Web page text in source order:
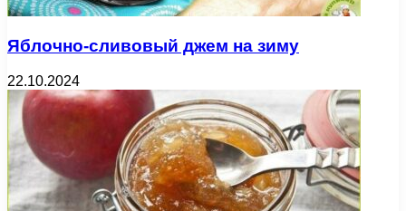
Яблочно-сливовый джем на зиму
22.10.2024